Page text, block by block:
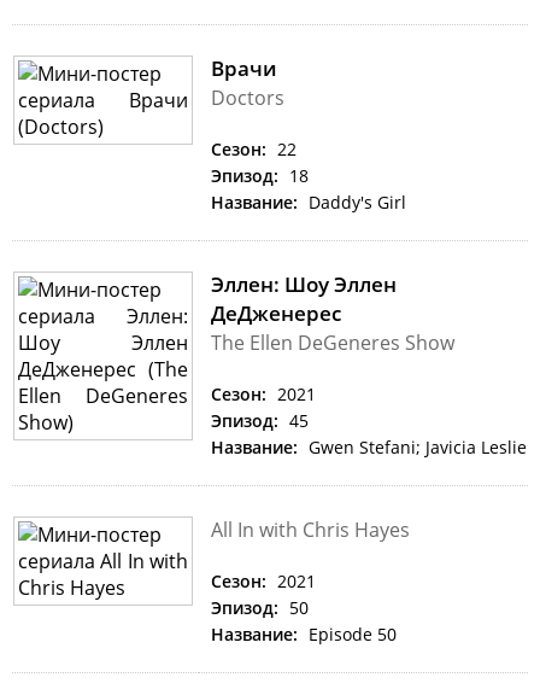
Врачи
Doctors
Сезон: 22
Эпизод: 18
Название: Daddy's Girl
Эллен: Шоу Эллен
ДеДженерес
The Ellen DeGeneres Show
Сезон: 2021
Эпизод: 45
Название: Gwen Stefani; Javicia Leslie
All In with Chris Hayes
Сезон: 2021
Эпизод: 50
Название: Episode 50